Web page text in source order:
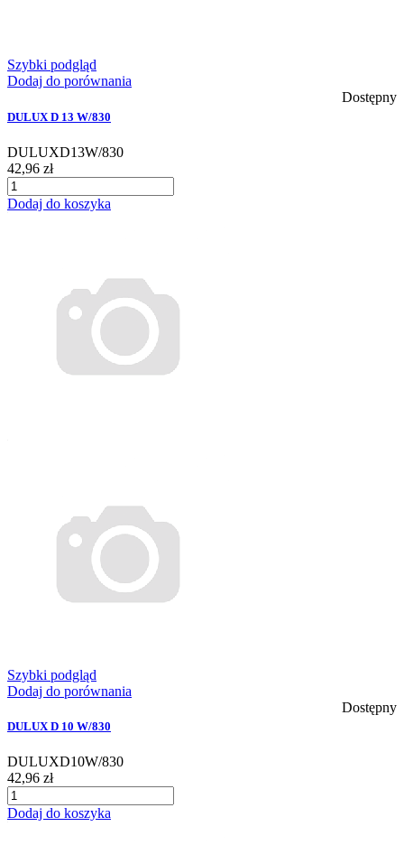
Szybki podgląd
Dodaj do porównania
Dostępny
DULUX D 13 W/830
DULUXD13W/830
42,96 zł
Dodaj do koszyka
Szybki podgląd
Dodaj do porównania
Dostępny
DULUX D 10 W/830
DULUXD10W/830
42,96 zł
Dodaj do koszyka